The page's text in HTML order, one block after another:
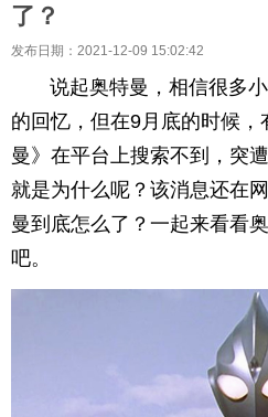
了？
发布日期：2021-12-09 15:02:42
说起奥特曼，相信很多
的回忆，但在9月底的时候，
曼》在平台上搜索不到，突
就是为什么呢？该消息还在
曼到底怎么了？一起来看看
吧。